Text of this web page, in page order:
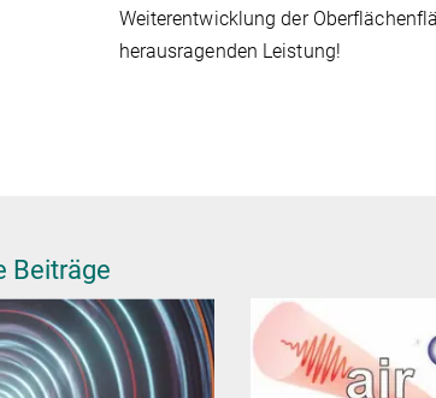
Weiterentwicklung der
herausragenden Leistung!
Beiträge